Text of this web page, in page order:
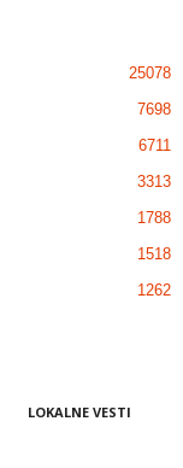
25078
7698
6711
3313
1788
1518
1262
LOKALNE VESTI